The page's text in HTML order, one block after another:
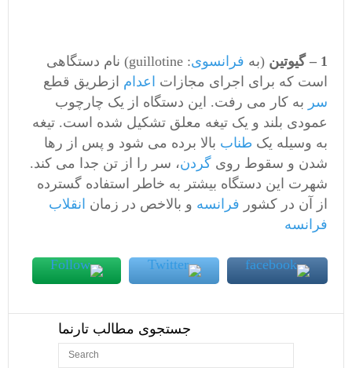
1 – گیوتین‌ (به فرانسوی
: guillotine) نام دستگاهی
است که برای اجرای مجازات
اعدام ازطریق قطع
سر به کار می رفت. این دستگاه از یک چارچوب
عمودی بلند و یک تیغه معلق تشکیل شده است. تیغه
به وسیله یک طناب بالا برده می شود و پس از رها
شدن و سقوط روی گردن، سر را از تن جدا می کند.
شهرت این دستگاه بیشتر به خاطر استفاده گسترده
از آن در کشور فرانسه و بالاخص در زمان انقلاب
فرانسه
جستجوی مطالب تارنما